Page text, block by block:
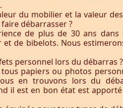
du mobilier et la valeur
débarrasser ?
de plus de 30 ans
et de bibelots. Nous
personnel lors du débarras ?
papiers ou photos
en trouvons lors du
il est en bon état est